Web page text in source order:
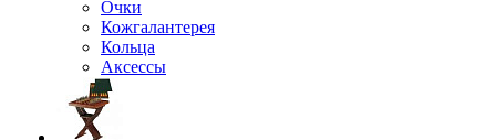
Очки
Кожгалантерея
Кольца
Аксессы